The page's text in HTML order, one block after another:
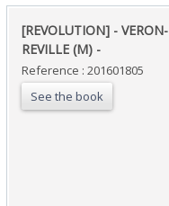
‎[REVOLUTION] - VERON-
REVILLE (M) - ‎
Reference : 201601805
See the book